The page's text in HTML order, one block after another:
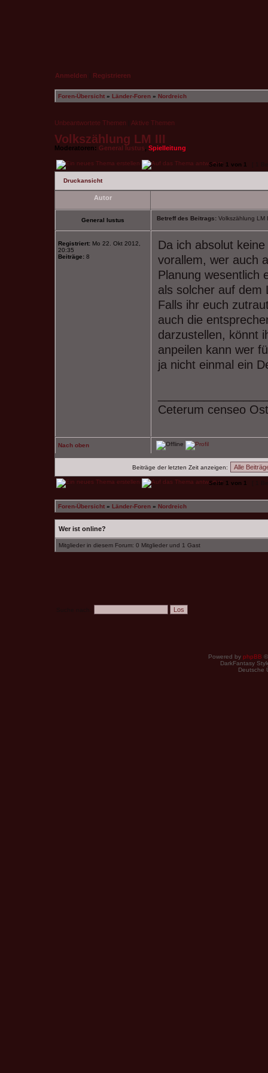
Anmelden Registrieren
Foren-Übersicht » Länder-Foren » Nordreich
Unbeantwortete Themen Aktive Themen
Volkszählung LM III
Moderatoren: General Iustus, Spielleitung
Seite 1 von 1
Druckansicht
Autor
General Iustus Betreff des Beitrags: Volkszählung LM
Registriert: Mo 22. Okt 2012,
20:35
Beiträge: 8
Da ich absolut
vorallem, wer auch
Planung wesentlich
als solcher auf dem
Falls ihr euch
auch die
darzustellen, könnt
anpeilen kann wer
ja nicht einmal ein
Ceterum censeo
Nach oben
Beiträge der letzten Zeit anzeigen:
Seite 1 von 1
Foren-Übersicht » Länder-Foren » Nordreich
Wer ist online?
Mitglieder in diesem Forum: 0 Mitglieder und 1 Gast
Powered by phpBB
DarkFantasy
Deutsche